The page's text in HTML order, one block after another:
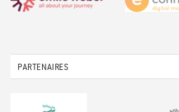
PARTENAIRES